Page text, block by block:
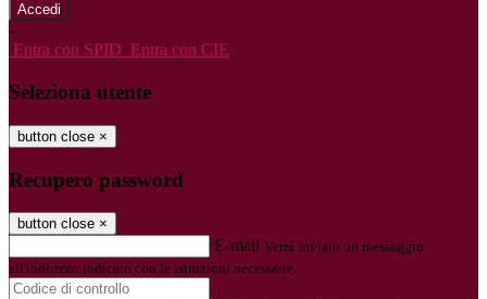
-
Entra con SPID Entra con CIE
Seleziona utente
button close ×
Recupero password
button close ×
E-mail Verrà inviato un messaggio
all'indirizzo indicato con le istruzioni necessarie.